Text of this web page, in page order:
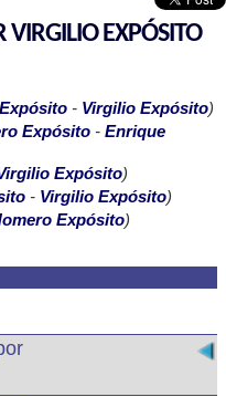
VIRGILIO EXPÓSITO
- Virgilio Expósito)
Expósito - Enrique
Expósito)
- Virgilio Expósito)
Expósito)